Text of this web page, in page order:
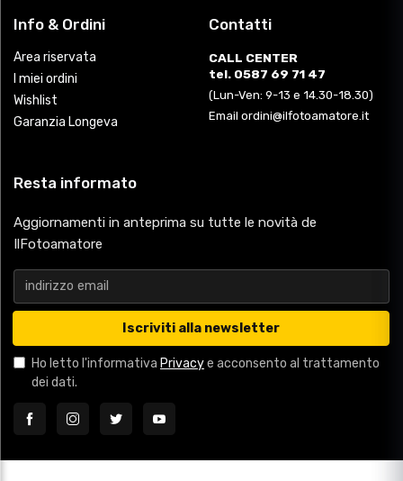
Info & Ordini
Area riservata
I miei ordini
Wishlist
Garanzia Longeva
Contatti
CALL CENTER
tel. 0587 69 71 47
(Lun-Ven: 9-13 e 14.30-18.30)
Email ordini@ilfotoamatore.it
Resta informato
Aggiornamenti in anteprima su tutte le novità de
IlFotoamatore
Iscriviti alla newsletter
Ho letto l'informativa Privacye acconsento al trattamento
dei dati.